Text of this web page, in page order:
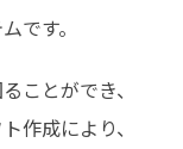
です。
ことができ、
作成により、